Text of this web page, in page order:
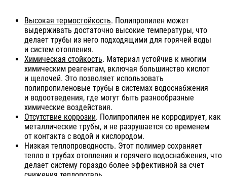
Высокая термостойкость. Полипропилен может
выдерживать достаточно высокие температуры, что
делает трубы из него подходящими для горячей воды
и систем отопления.
Химическая стойкость. Материал устойчив к многим
химическим реагентам, включая большинство кислот
и щелочей. Это позволяет использовать
полипропиленовые трубы в системах водоснабжения
и водоотведения, где могут быть разнообразные
химические воздействия.
Отсутствие коррозии. Полипропилен не корродирует, как
металлические трубы, и не разрушается со временем
от контакта с водой и кислородом.
Низкая теплопроводность. Этот полимер сохраняет
тепло в трубах отопления и горячего водоснабжения, что
делает систему гораздо более эффективной за счет